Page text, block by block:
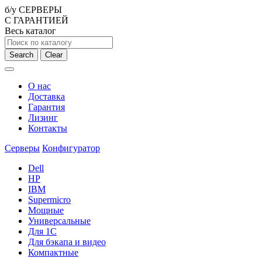
б/у СЕРВЕРЫ
С ГАРАНТИЕЙ
Весь каталог
Search Clear
О нас
Доставка
Гарантия
Лизинг
Контакты
Серверы Конфигуратор
Dell
HP
IBM
Supermicro
Мощные
Универсальные
Для 1С
Для бэкапа и видео
Компактные